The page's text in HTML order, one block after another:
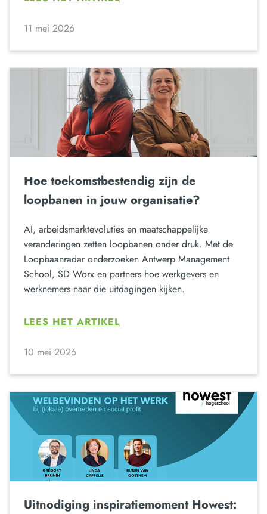
11 mei 2026
Hoe toekomstbestendig zijn de
loopbanen in jouw organisatie?
AI, arbeidsmarktevoluties en maatschappelijke
veranderingen zetten loopbanen onder druk. Met de
Loopbaanradar onderzoeken Antwerp Management
School, SD Worx en partners hoe werkgevers en
werknemers naar die uitdagingen kijken.
LEES HET ARTIKEL
10 mei 2026
Uitnodiging inspiratiemoment Howest: